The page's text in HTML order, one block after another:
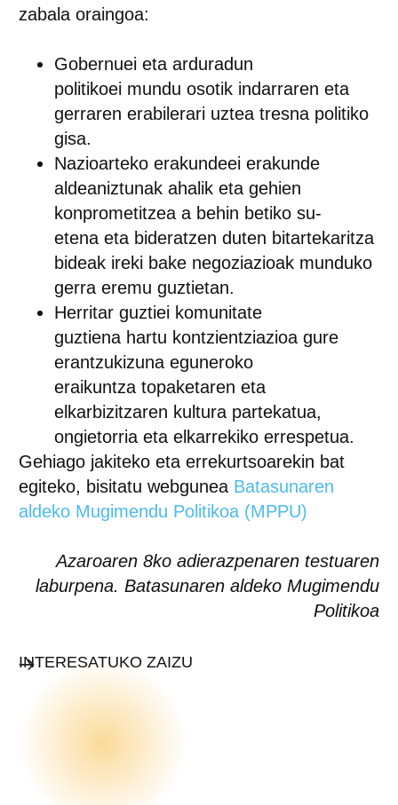
zabalaoraingoa:
Gobernuei eta arduradun
politikoei mundu osotik indarraren eta
gerraren erabilerari uzteatresna politiko
gisa.
Nazioarteko erakundeei erakunde
aldeaniztunak ahalik eta gehien
konprometitzea a behin betiko su-
etenaeta bideratzen duten bitartekaritza
bideak ireki bake negoziazioakmunduko
gerra eremu guztietan.
Herritar guztiei komunitate
guztienahartu kontzientziazioagure
erantzukizuna eguneroko
eraikuntza topaketaren eta
elkarbizitzaren kultura partekatua,
ongietorria eta elkarrekiko errespetua.
Gehiago jakiteko eta errekurtsoarekin bat
egiteko, bisitatu webgunea Batasunaren
aldeko Mugimendu Politikoa (MPPU)
Azaroaren 8ko adierazpenaren testuaren
laburpena. Batasunaren aldeko Mugimendu
Politikoa
INTERESATUKO ZAIZU